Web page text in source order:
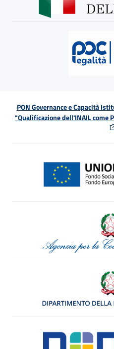
PON Governance e Capacità
"Qualificazione dell'INAIL come